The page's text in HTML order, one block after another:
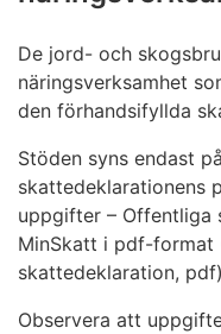
De jord- och
näringsverksamhet
den förhandsifyllda
Stöden syns endast
skattedeklarationens
uppgifter – Offentliga
MinSkatt i pdf-format
skattedeklaration,
Observera att